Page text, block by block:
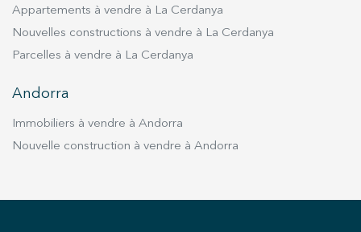
s’installer durablement à Sitges, à quelques
minutes à pied du centre-ville et de la plage,
dans un quartier résidentiel établi, calme et
février.
Appartements à vendre à La Cerdanya
Nouvelles constructions à vendre à La Cerdanya
Parcelles à vendre à La Cerdanya
Andorra
Immobiliers à vendre à Andorra
Nouvelle construction à vendre à Andorra